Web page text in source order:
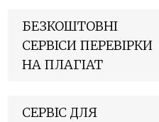
БЕЗКОШТОВНІ
СЕРВІСИ ПЕРЕВІРКИ
НА ПЛАГІАТ
СЕРВІС ДЛЯ